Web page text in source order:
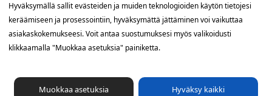
SSM Suomen Suoramainonta
Sähkötie 8, 01510 Vantaa
09 561 56 400
Tietosuojalauseke
Hyväksymällä sallit evästeiden ja muiden teknologioiden käytön tietojesi
keräämiseen ja prosessointiin, hyväksymättä jättäminen voi vaikuttaa
asiakaskokemukseesi. Voit antaa suostumuksesi myös valikoidusti
klikkaamalla "Muokkaa asetuksia" painiketta.
Muokkaa asetuksia Hyväksy kaikki